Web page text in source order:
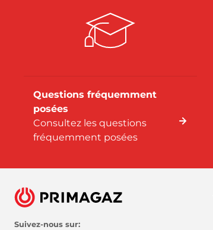
Questions fréquemment
posées
Consultez les questions
fréquemment posées
Suivez-nous sur: